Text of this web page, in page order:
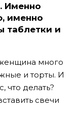
Именно
именно
таблетки и
много
и торты. И
что делать?
свечи